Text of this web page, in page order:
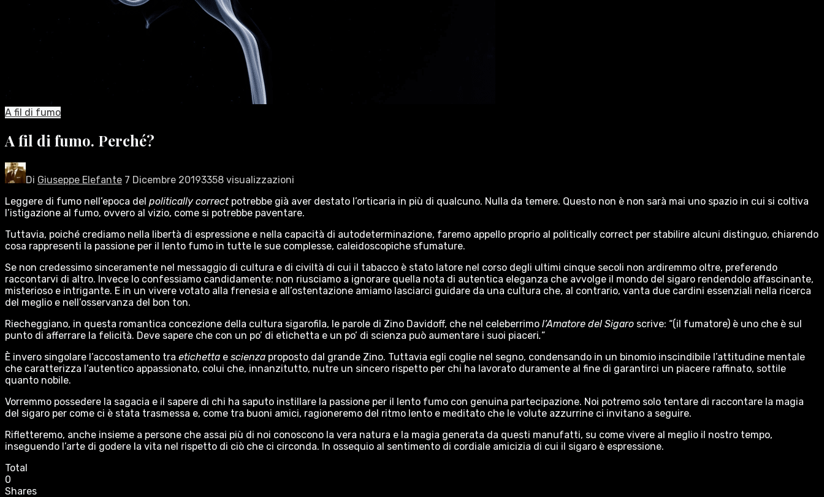
A fil di fumo
A fil di fumo. Perché?
Di Giuseppe Elefante 7 Dicembre 20193358 visualizzazioni
Leggere di fumo nell’epoca del politically correctpotrebbe già aver destato l’orticaria in più di qualcuno. Nulla da temere. Questo non è non sarà mai uno spazio in cui si coltiva
l’istigazione al fumo, ovvero al vizio, come si potrebbe paventare.
Tuttavia, poiché crediamo nella libertà di espressione e nella capacità di autodeterminazione, faremo appello proprio al politically correct per stabilire alcuni distinguo, chiarendo
cosa rappresenti la passione per il lento fumo in tutte le sue complesse, caleidoscopiche sfumature.
Se non credessimo sinceramente nel messaggio di cultura e di civiltà di cui il tabacco è stato latore nel corso degli ultimi cinque secoli non ardiremmo oltre, preferendo
raccontarvi di altro. Invece lo confessiamo candidamente: non riusciamo a ignorare quella nota di autentica eleganza che avvolge il mondo del sigaro rendendolo affascinante,
misterioso e intrigante. E in un vivere votato alla frenesia e all’ostentazione amiamo lasciarci guidare da una cultura che, al contrario, vanta due cardini essenziali nella ricerca
del meglio e nell’osservanza del bon ton.
Riecheggiano, in questa romantica concezione della cultura sigarofila, le parole di Zino Davidoff, che nel celeberrimo l’Amatore del Sigaro scrive: “(il fumatore) è uno che è sul
punto di afferrare la felicità. Deve sapere che con un po’ di etichetta e un po’ di scienza può aumentare i suoi piaceri.”
È invero singolare l’accostamento tra etichetta e scienza proposto dal grande Zino. Tuttavia egli coglie nel segno, condensando in un binomio inscindibile l’attitudine mentale
che caratterizza l’autentico appassionato, colui che, innanzitutto, nutre un sincero rispetto per chi ha lavorato duramente al fine di garantirci un piacere raffinato, sottile
quanto nobile.
Vorremmo possedere la sagacia e il sapere di chi ha saputo instillare la passione per il lento fumo con genuina partecipazione. Noi potremo solo tentare di raccontare la magia
del sigaro per come ci è stata trasmessa e, come tra buoni amici, ragioneremo del ritmo lento e meditato che le volute azzurrine ci invitano a seguire.
Rifletteremo, anche insieme a persone che assai più di noi conoscono la vera natura e la magia generata da questi manufatti, su come vivere al meglio il nostro tempo,
inseguendo l’arte di godere la vita nel rispetto di ciò che ci circonda. In ossequio al sentimento di cordiale amicizia di cui il sigaro è espressione.
Total
0
Shares